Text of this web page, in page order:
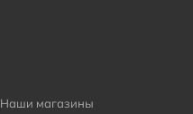
Наши магазины